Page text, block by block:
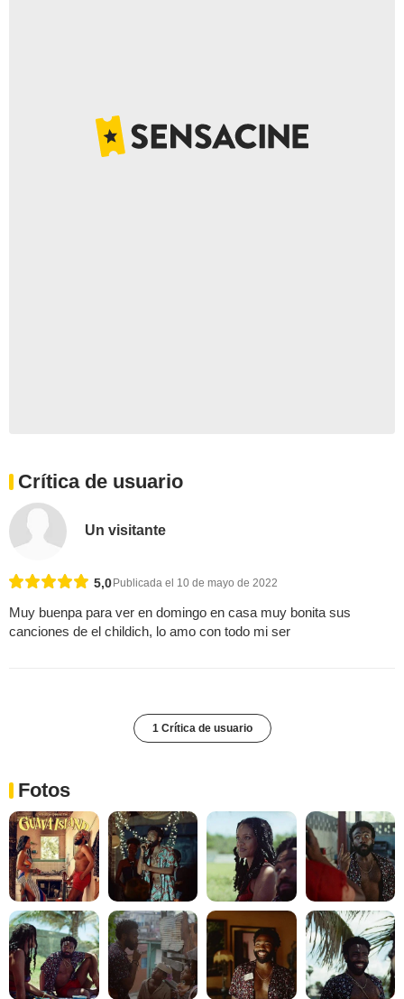
Crítica de usuario
Un visitante
5,0 Publicada el 10 de mayo de 2022
Muy buenpa para ver en domingo en casa muy bonita sus
canciones de el childich, lo amo con todo mi ser
1 Crítica de usuario
Fotos